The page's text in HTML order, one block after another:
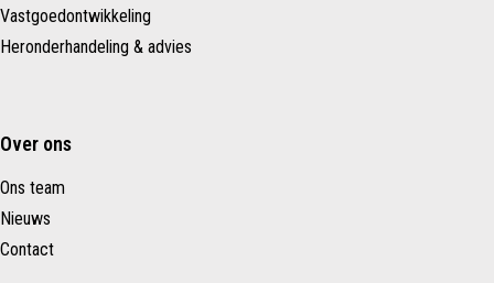
Vastgoedontwikkeling
Heronderhandeling & advies
Over ons
Ons team
Nieuws
Contact